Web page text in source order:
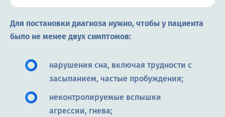
Для постановки диагноза нужно, чтобы у пациента
было не менее двух симптомов:
нарушения сна, включая трудности с
засыпанием, частые пробуждения;
неконтролируемые вспышки
агрессии, гнева;